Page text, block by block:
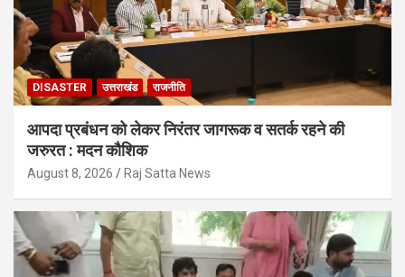
DISASTER उत्तराखंड राजनीति
आपदा प्रबंधन को लेकर निरंतर जागरूक व सतर्क रहने की
जरुरत : मदन कौशिक
August 8, 2026 Raj Satta News